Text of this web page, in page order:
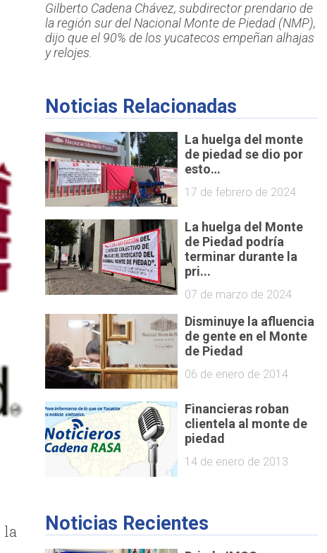
Gilberto Cadena Chávez, subdirector prendario de
la región sur del Nacional Monte de Piedad (NMP),
dijo que el 90% de los yucatecos empeñan alhajas
y relojes.
Noticias Relacionadas
La huelga del monte
de piedad se dio por
esto…
17 de febrero de 2024
La huelga del Monte
de Piedad podría
terminar durante la
pri...
07 de marzo de 2024
Disminuye la afluencia
de gente en el Monte
de Piedad
06 de enero de 2014
Financieras roban
clientela al monte de
piedad
14 de enero de 2013
Noticias Recientes